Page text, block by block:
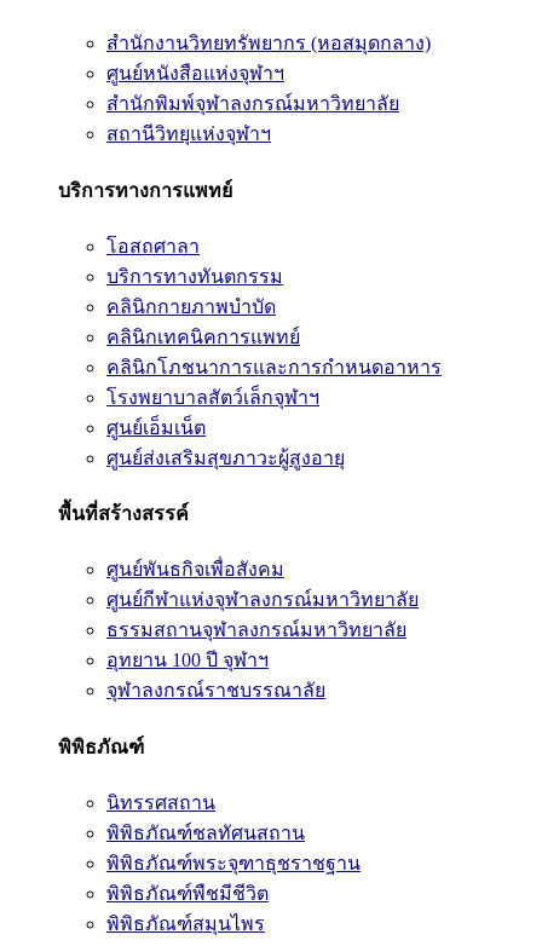
สำนักงานวิทยทรัพยากร (หอสมุดกลาง)
ศูนย์หนังสือแห่งจุฬาฯ
สำนักพิมพ์จุฬาลงกรณ์มหาวิทยาลัย
สถานีวิทยุแห่งจุฬาฯ
บริการทางการแพทย์
โอสถศาลา
บริการทางทันตกรรม
คลินิกกายภาพบำบัด
คลินิกเทคนิคการแพทย์
คลินิกโภชนาการและการกำหนดอาหาร
โรงพยาบาลสัตว์เล็กจุฬาฯ
ศูนย์เอ็มเน็ต
ศูนย์ส่งเสริมสุขภาวะผู้สูงอายุ
พื้นที่สร้างสรรค์
ศูนย์พันธกิจเพื่อสังคม
ศูนย์กีฬาแห่งจุฬาลงกรณ์มหาวิทยาลัย
ธรรมสถานจุฬาลงกรณ์มหาวิทยาลัย
อุทยาน 100 ปี จุฬาฯ
จุฬาลงกรณ์ราชบรรณาลัย
พิพิธภัณฑ์
นิทรรศสถาน
พิพิธภัณฑ์ชลทัศนสถาน
พิพิธภัณฑ์พระจุฑาธุชราชฐาน
พิพิธภัณฑ์พืชมีชีวิต
พิพิธภัณฑ์สมุนไพร